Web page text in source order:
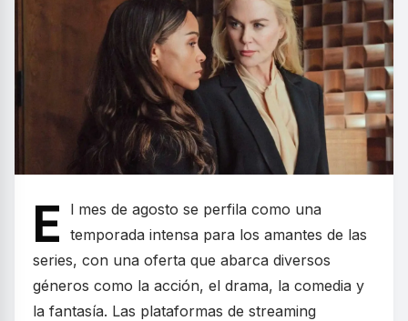
E
l mes de agosto se perfila como una
temporada intensa para los amantes de las
series, con una oferta que abarca diversos
géneros como la acción, el drama, la comedia y
la fantasía. Las plataformas de streaming